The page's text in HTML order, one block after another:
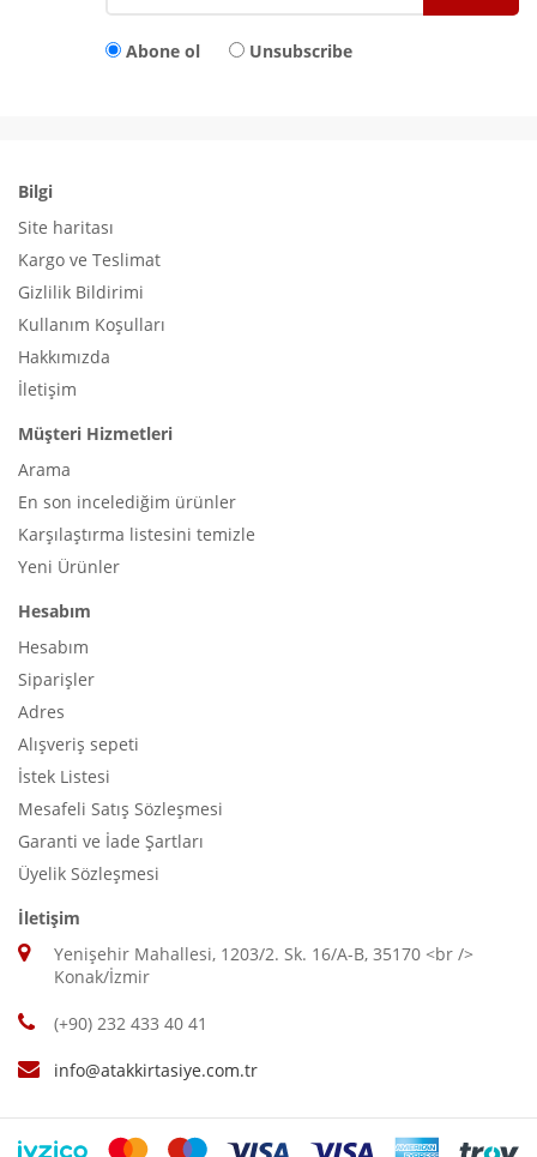
Abone ol Unsubscribe
Bilgi
Site haritası
Kargo ve Teslimat
Gizlilik Bildirimi
Kullanım Koşulları
Hakkımızda
İletişim
Müşteri Hizmetleri
Arama
En son incelediğim ürünler
Karşılaştırma listesini temizle
Yeni Ürünler
Hesabım
Hesabım
Siparişler
Adres
Alışveriş sepeti
İstek Listesi
Mesafeli Satış Sözleşmesi
Garanti ve İade Şartları
Üyelik Sözleşmesi
İletişim
Yenişehir Mahallesi, 1203/2. Sk. 16/A-B, 35170 <br />
Konak/İzmir
(+90) 232 433 40 41
info@atakkirtasiye.com.tr